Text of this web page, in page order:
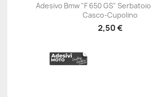
Adesivo Bmw "F 650 GS"
Casco-Cupolino
2,50 €